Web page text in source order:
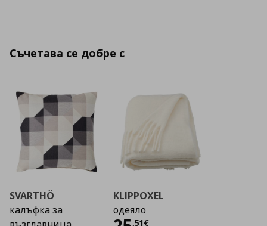
Съчетава се добре с
SVARTHÖ
калъфка за
KLIPPOXEL
одеяло
,51€